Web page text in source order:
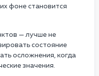
фоне становится
— лучше не
состояние
осложнения, когда
значения.